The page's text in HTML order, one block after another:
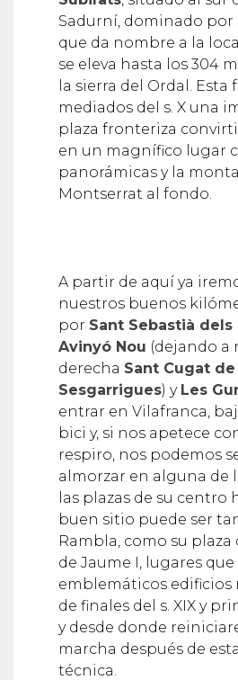
Sadurní, dominado por
que da nombre a la
se eleva hasta los 304
la sierra del Ordal. Esta
mediados del s. X una
plaza fronteriza
en un magnífico lugar
panorámicas y la
Montserrat al fondo.
A partir de aquí ya
nuestros buenos
por Sant Sebastià dels
Avinyó Nou (dejando a
derecha Sant Cugat de
Sesgarrigues) y Les
entrar en Vilafranca,
bici y, si nos apetece
respiro, nos podemos
almorzar en alguna de
las plazas de su centro
buen sitio puede ser
Rambla, como su plaza
de Jaume I, lugares
emblemáticos edificios
de finales del s. XIX y
y desde donde
marcha después de
técnica.